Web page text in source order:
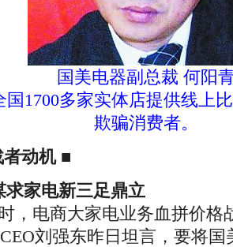
国美电器副总裁 何阳
国1700多家实体店提供线上
欺骗消费者。
动机■
求家电新三足鼎立
电商大家电业务血拼价格
刘强东昨日坦言，要将